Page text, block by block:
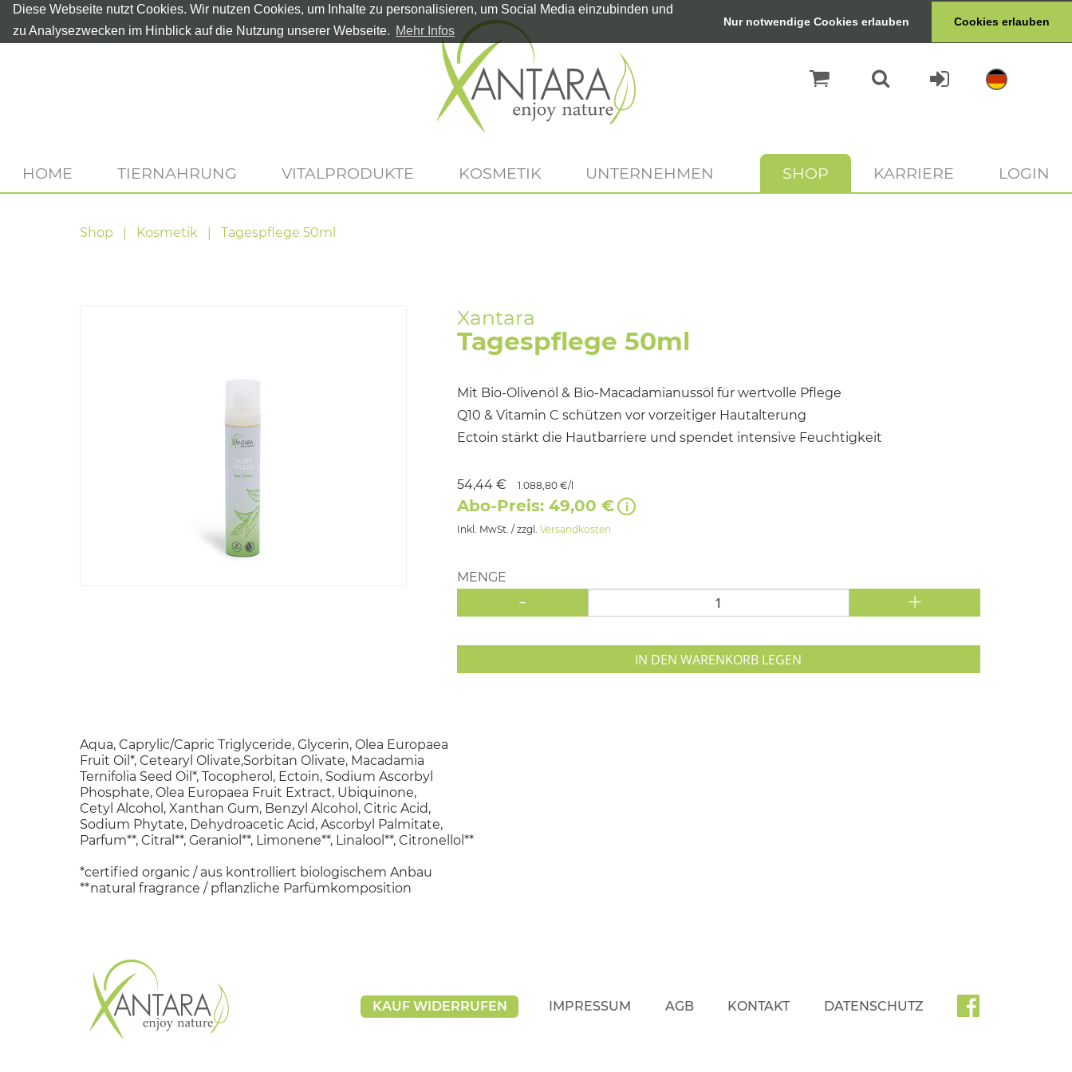
Diese Webseite nutzt Cookies. Wir nutzen Cookies, um Inhalte zu personalisieren, um Social Media einzubinden und
zu Analysezwecken im Hinblick auf die Nutzung unserer Webseite. Mehr Infos
Nur notwendige Cookies erlauben Cookies erlauben
HOME TIERNAHRUNG VITALPRODUKTE KOSMETIK UNTERNEHMEN SHOP KARRIERE LOGIN
Shop Kosmetik Tagespflege 50ml
Tagespflege 50ml
Mit Bio-Olivenöl & Bio-Macadamianussöl für wertvolle Pflege
Q10 & Vitamin C schützen vor vorzeitiger Hautalterung
Ectoin stärkt die Hautbarriere und spendet intensive Feuchtigkeit
54,44 € 1.088,80 €/l
Abo-Preis: 49,00 €
Inkl. MwSt. / zzgl. Versandkosten
MENGE
- +
IN DEN WARENKORB LEGEN
Aqua, Caprylic/Capric Triglyceride, Glycerin, Olea Europaea
Fruit Oil*, Cetearyl Olivate,Sorbitan Olivate, Macadamia
Ternifolia Seed Oil*, Tocopherol, Ectoin, Sodium Ascorbyl
Phosphate, Olea Europaea Fruit Extract, Ubiquinone,
Cetyl Alcohol, Xanthan Gum, Benzyl Alcohol, Citric Acid,
Sodium Phytate, Dehydroacetic Acid, Ascorbyl Palmitate,
Parfum**, Citral**, Geraniol**, Limonene**, Linalool**, Citronellol**
*certified organic / aus kontrolliert biologischem Anbau
**natural fragrance / pflanzliche Parfümkomposition
KAUF WIDERRUFEN IMPRESSUM AGB KONTAKT DATENSCHUTZ